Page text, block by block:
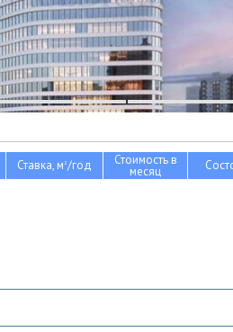
Ставка, м2/год Стоимость в
месяц